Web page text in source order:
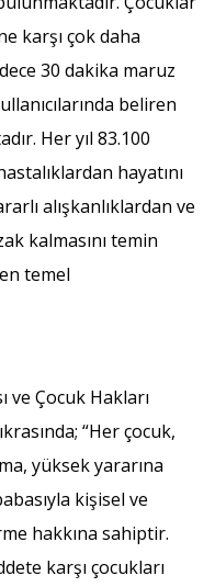
karşı çok daha
30 dakika maruz
beliren
Her yıl 83.100
hayatını
alışkanlıklardan ve
kalmasını temin
temel
ve Çocuk Hakları
“Her çocuk,
yüksek yararına
kişisel ve
hakkına sahiptir.
karşı çocukları